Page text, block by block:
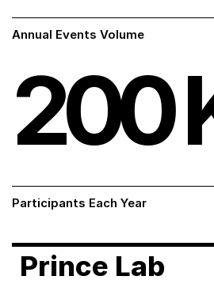
Annual Events Volume
200
Participants Each Year
Prince Lab